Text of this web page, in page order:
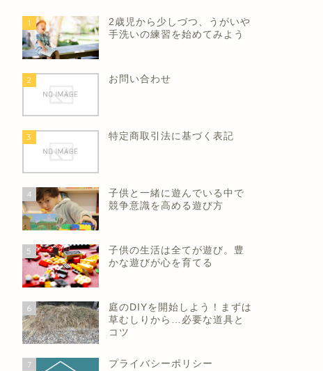
1
2歳児から少しづつ、うがいや
手洗いの練習を始めてみよう
2 お問い合わせ
3 特定商取引法に基づく表記
4
子供と一緒に遊んでいる中で
競争意識を高める遊び方
5
子供の生活は全てが遊び。豊
かな遊びが心を育てる
6
庭のDIYを開始しよう！まずは
草むしりから…必要な道具と
コツ
7 プライバシーポリシー